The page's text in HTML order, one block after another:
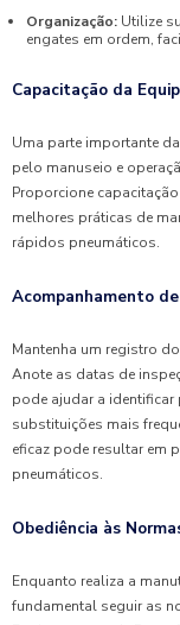
Organização: Utilize
engates em ordem,
Capacitação da
Uma parte importante
pelo manuseio e
Proporcione
melhores práticas de
rápidos pneumáticos.
Acompanhamento
Mantenha um registro
Anote as datas de
pode ajudar a
substituições mais
eficaz pode resultar em
pneumáticos.
Obediência às
Enquanto realiza a
fundamental seguir as